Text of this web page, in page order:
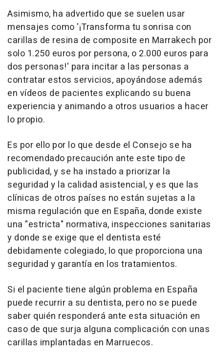
Asimismo, ha advertido que se suelen usar
mensajes como '¡Transforma tu sonrisa con
carillas de resina de composite en Marrakech por
solo 1.250 euros por persona, o 2.000 euros para
dos personas!' para incitar a las personas a
contratar estos servicios, apoyándose además
en vídeos de pacientes explicando su buena
experiencia y animando a otros usuarios a hacer
lo propio.
Es por ello por lo que desde el Consejo se ha
recomendado precaución ante este tipo de
publicidad, y se ha instado a priorizar la
seguridad y la calidad asistencial, y es que las
clínicas de otros países no están sujetas a la
misma regulación que en España, donde existe
una "estricta" normativa, inspecciones sanitarias
y donde se exige que el dentista esté
debidamente colegiado, lo que proporciona una
seguridad y garantía en los tratamientos.
Si el paciente tiene algún problema en España
puede recurrir a su dentista, pero no se puede
saber quién responderá ante esta situación en
caso de que surja alguna complicación con unas
carillas implantadas en Marruecos.